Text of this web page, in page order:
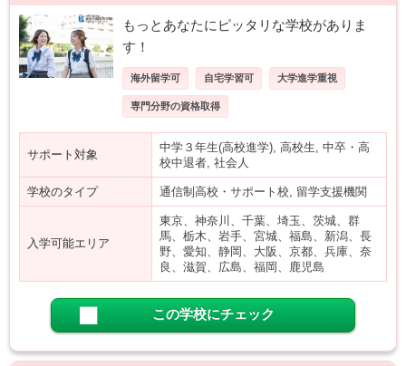
もっとあなたにピッタリな学校がありま
す！
海外留学可 自宅学習可 大学進学重視
専門分野の資格取得
サポート対象
中学３年生(高校進学), 高校生, 中卒・高
校中退者, 社会人
学校のタイプ 通信制高校・サポート校, 留学支援機関
入学可能エリア
東京、神奈川、千葉、埼玉、茨城、群
馬、栃木、岩手、宮城、福島、新潟、長
野、愛知、静岡、大阪、京都、兵庫、奈
良、滋賀、広島、福岡、鹿児島
この学校にチェック